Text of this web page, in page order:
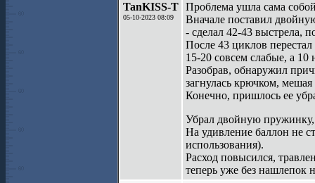
TanKISS-T
05-10-2023 08:09
Проблема ушла сама
Вначале поставил
- сделал 42-43 выстрела,
После 43 циклов
15-20 совсем слабые, а 10
Разобрав, обнаружил
загнулась крючком,
Конечно, пришлось ее
Убрал двойную
На удивление баллон не
использования).
Расход повысился,
теперь уже без нашлепок